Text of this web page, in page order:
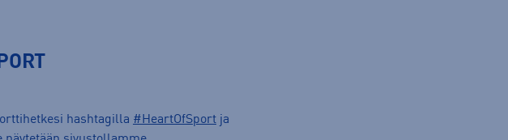
hashtagilla #HeartOfSport ja